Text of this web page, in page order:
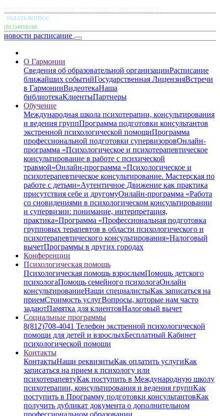
ЗАДАТЬ ВОПРОС
(812)4016166
новости расписание
О Гармонии
Сведения об образовательной организацииРасписание
ближайших событийГосударственная ЛицензияВстречи
в ГармонииВидеотекаНаша
библиотекаКлиентыПартнеры
Обучение
Международная школа психотерапии, консультирования
и ведения группПрограмма подготовки консультантов
экстренной психологической помощиПрограмма
профессиональной подготовки супервизоровОнлайн-
программа «Психологическое и психотерапевтическое
консультирование в работе с психической
травмой»Онлайн-программа «Психологическое и
психотерапевтическое консультирование. Мастерская по
работе с детьми»Аутентичное Движение как практика
присутствия себе и другомуОнлайн-программа «Работа
со сновидениями в психологическом консультировании
и супервизии: понимание, интерпретация,
практика»Программа «Профессиональная подготовка
групповых терапевтов в области психологического и
психотерапевтического консультирования»Налоговый
вычетПрограммы в других городах
Конференции
Психологическая помощь
Психологическая помощь взрослымПомощь детского
психологаПомощь семейного психологаОнлайн
консультированиеНаши специалистыКак записаться на
приемСтоимость услугВопросы, которые нам часто
задаютПамятка для клиентовНалоговый вычет
Социальные программы
8(812)708-4041 Телефон экстренной психологической
помощи для детей и взрослыхБесплатный Кабинет
психологической помощи
Контакты
КонтактыНаши реквизитыКак оплатить услугиКак
записаться на прием к психологу или
психотерапевтуКак поступить в Международную школу
психотерапии, консультирования и ведения группКак
поступить в Программу подготовки консультантовКак
получить дубликат документа о дополнительном
профессиональном образовании